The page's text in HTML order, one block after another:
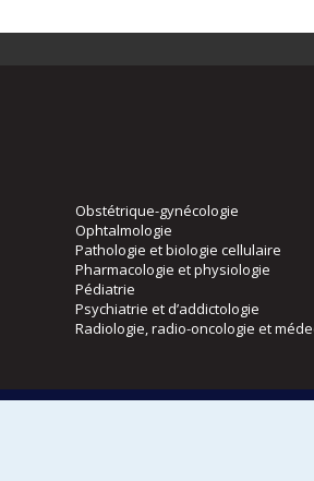
Obstétrique-gynécologie
Ophtalmologie
Pathologie et biologie cellulaire
Pharmacologie et physiologie
Pédiatrie
Psychiatrie et d’addictologie
Radiologie, radio-oncologie et
Directions